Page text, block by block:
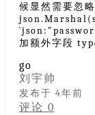
候显然需要忽
加额外字段
go
刘宇帅
发布于 4年前
评论 0